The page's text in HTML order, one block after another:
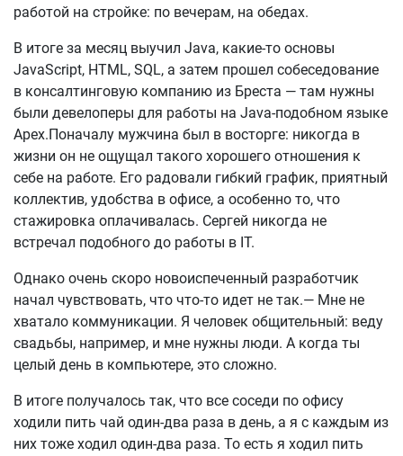
работой на стройке: по вечерам, на обедах.
В итоге за месяц выучил Java, какие-то основы
JavaScript, HTML, SQL, а затем прошел собеседование
в консалтинговую компанию из Бреста — там нужны
были девелоперы для работы на Java-подобном языке
Apex.Поначалу мужчина был в восторге: никогда в
жизни он не ощущал такого хорошего отношения к
себе на работе. Его радовали гибкий график, приятный
коллектив, удобства в офисе, а особенно то, что
стажировка оплачивалась. Сергей никогда не
встречал подобного до работы в IT.
Однако очень скоро новоиспеченный разработчик
начал чувствовать, что что-то идет не так.— Мне не
хватало коммуникации. Я человек общительный: веду
свадьбы, например, и мне нужны люди. А когда ты
целый день в компьютере, это сложно.
В итоге получалось так, что все соседи по офису
ходили пить чай один-два раза в день, а я с каждым из
них тоже ходил один-два раза. То есть я ходил пить